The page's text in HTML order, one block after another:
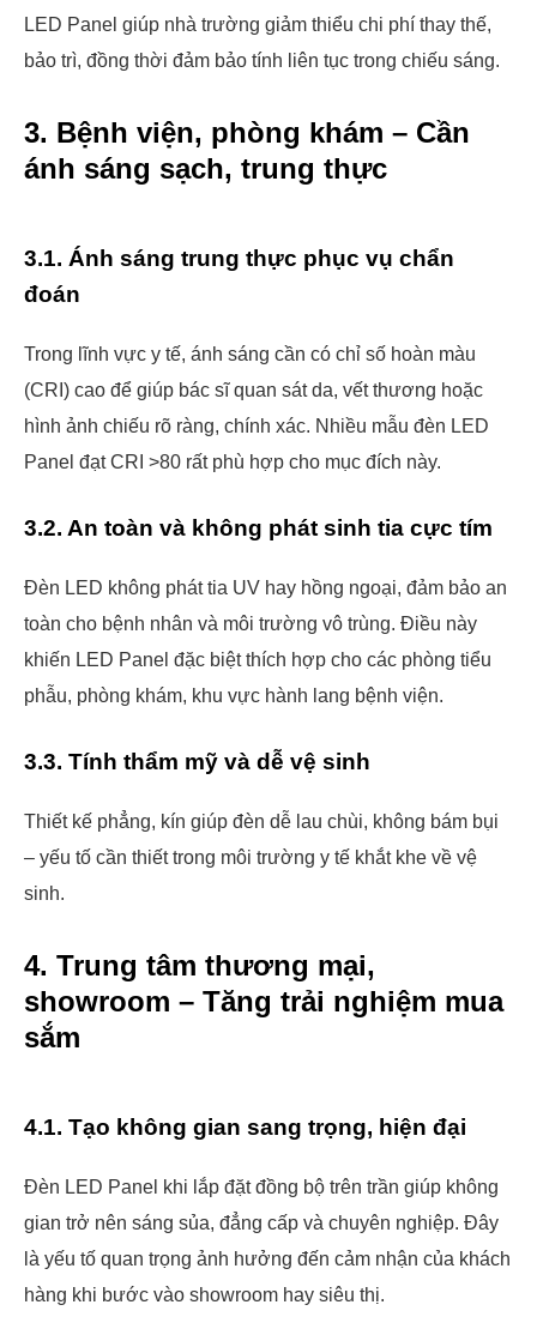
LED Panel giúp nhà trường giảm thiểu chi phí thay thế,
bảo trì, đồng thời đảm bảo tính liên tục trong chiếu sáng.
3. Bệnh viện, phòng khám – Cần
ánh sáng sạch, trung thực
3.1. Ánh sáng trung thực phục vụ chẩn
đoán
Trong lĩnh vực y tế, ánh sáng cần có chỉ số hoàn màu
(CRI) cao để giúp bác sĩ quan sát da, vết thương hoặc
hình ảnh chiếu rõ ràng, chính xác. Nhiều mẫu đèn LED
Panel đạt CRI >80 rất phù hợp cho mục đích này.
3.2. An toàn và không phát sinh tia cực tím
Đèn LED không phát tia UV hay hồng ngoại, đảm bảo an
toàn cho bệnh nhân và môi trường vô trùng. Điều này
khiến LED Panel đặc biệt thích hợp cho các phòng tiểu
phẫu, phòng khám, khu vực hành lang bệnh viện.
3.3. Tính thẩm mỹ và dễ vệ sinh
Thiết kế phẳng, kín giúp đèn dễ lau chùi, không bám bụi
– yếu tố cần thiết trong môi trường y tế khắt khe về vệ
sinh.
4. Trung tâm thương mại,
showroom – Tăng trải nghiệm mua
sắm
4.1. Tạo không gian sang trọng, hiện đại
Đèn LED Panel khi lắp đặt đồng bộ trên trần giúp không
gian trở nên sáng sủa, đẳng cấp và chuyên nghiệp. Đây
là yếu tố quan trọng ảnh hưởng đến cảm nhận của khách
hàng khi bước vào showroom hay siêu thị.